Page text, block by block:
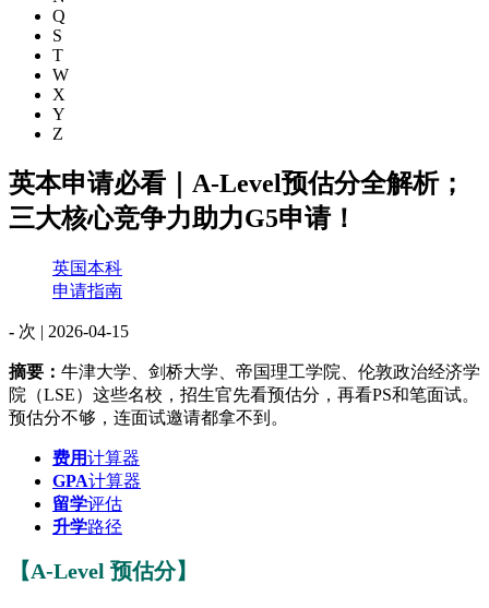
Q
S
T
W
X
Y
Z
英本申请必看｜A-Level预估分全解析；
三大核心竞争力助力G5申请！
英国本科
申请指南
- 次 | 2026-04-15
摘要： 牛津大学、剑桥大学、帝国理工学院、伦敦政治经济学
院（LSE）这些名校，招生官先看预估分，再看PS和笔面试。
预估分不够，连面试邀请都拿不到。
费用计算器
GPA计算器
留学评估
升学路径
【A-Level 预估分】